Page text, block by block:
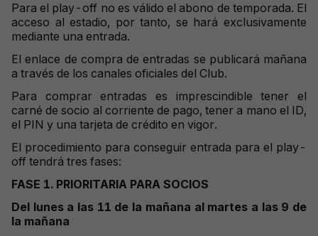
Para el play-off no es válido el abono de temporada. El
acceso al estadio, por tanto, se hará exclusivamente
mediante una entrada.
El enlace de compra de entradas se publicará mañana
a través de los canales oficiales del Club.
Para comprar entradas es imprescindible tener el
carné de socio al corriente de pago, tener a mano el ID,
el PIN y una tarjeta de crédito en vigor.
El procedimiento para conseguir entrada para el play-
off tendrá tres fases:
FASE 1. PRIORITARIA PARA SOCIOS
Del lunes a las 11 de la mañana al martes a las 9 de
la mañana